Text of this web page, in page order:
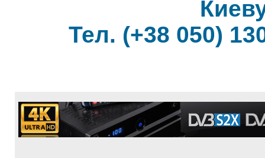
Тел. (+38 050)